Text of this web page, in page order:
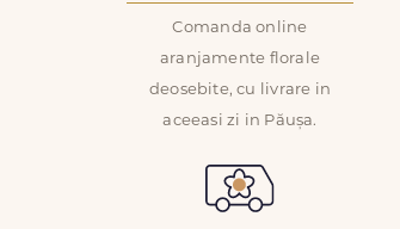
Comanda online
aranjamente florale
deosebite, cu livrare in
aceeasi zi in Păușa.